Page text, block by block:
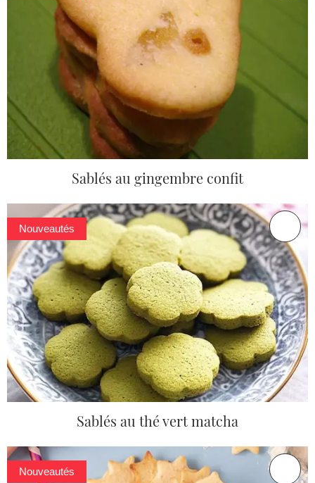
Sablés au gingembre confit
Nouveautés
Sablés au thé vert matcha
Nouveautés